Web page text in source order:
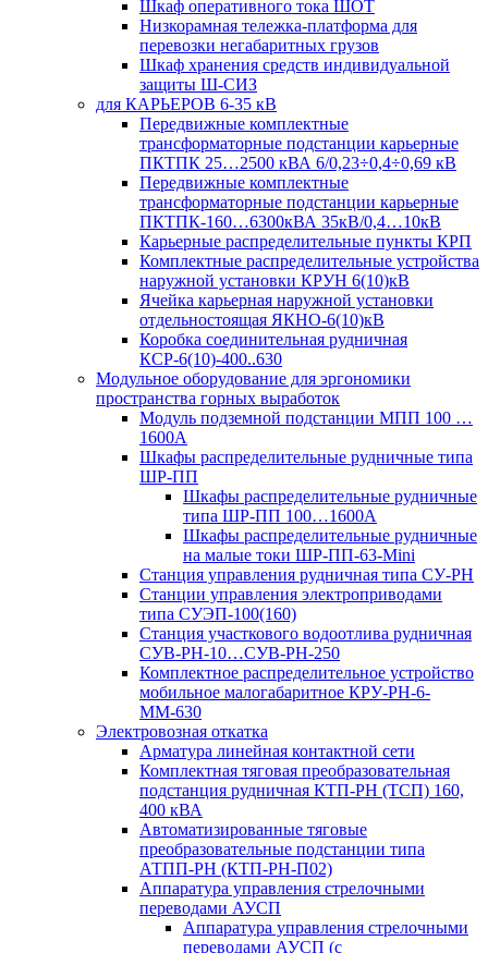
Шкаф оперативного тока ШОТ
Низкорамная тележка-платформа для
перевозки негабаритных грузов
Шкаф хранения средств индивидуальной
защиты Ш-СИЗ
для КАРЬЕРОВ 6-35 кВ
Передвижные комплектные
трансформаторные подстанции карьерные
ПКТПК 25…2500 кВА 6/0,23÷0,4÷0,69 кВ
Передвижные комплектные
трансформаторные подстанции карьерные
ПКТПК-160…6300кВА 35кВ/0,4…10кВ
Карьерные распределительные пункты КРП
Комплектные распределительные устройства
наружной установки КРУН 6(10)кВ
Ячейка карьерная наружной установки
отдельностоящая ЯКНО-6(10)кВ
Коробка соединительная рудничная
КСР-6(10)-400..630
Модульное оборудование для эргономики
пространства горных выработок
Модуль подземной подстанции МПП 100 …
1600А
Шкафы распределительные рудничные типа
ШР-ПП
Шкафы распределительные рудничные
типа ШР-ПП 100…1600А
Шкафы распределительные рудничные
на малые токи ШР-ПП-63-Mini
Станция управления рудничная типа СУ-РН
Станции управления электроприводами
типа СУЭП-100(160)
Станция участкового водоотлива рудничная
СУВ-РН-10…СУВ-РН-250
Комплектное распределительное устройство
мобильное малогабаритное КРУ-РН-6-
ММ-630
Электровозная откатка
Арматура линейная контактной сети
Комплектная тяговая преобразовательная
подстанция рудничная КТП-РН (ТСП) 160,
400 кВА
Автоматизированные тяговые
преобразовательные подстанции типа
АТПП-РН (КТП-РН-П02)
Аппаратура управления стрелочными
переводами АУСП
Аппаратура управления стрелочными
переводами АУСП (с